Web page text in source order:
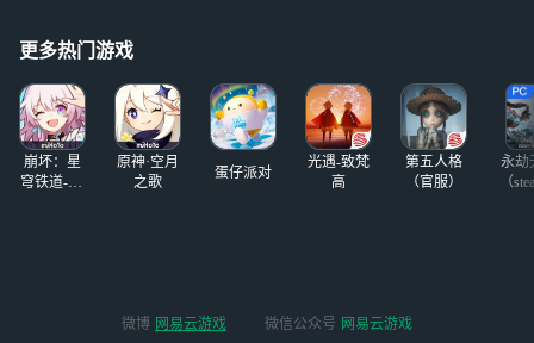
更多热门游戏
崩坏：星
穹铁道-4.4
原神·空月
之歌
蛋仔派对
光遇-致梵
高
第五人格
（官服）
永劫
（
微博 网易云游戏 微信公众号 网易云游戏